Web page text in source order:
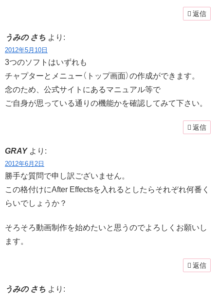
返信
うみの さち より:
2012年5月10日
3つのソフトはいずれも
チャプターとメニュー（トップ画面）の作成ができます。
念のため、公式サイトにあるマニュアル等で
ご自身が思っている通りの機能かを確認してみて下さい。
返信
GRAY より:
2012年6月2日
勝手な質問で申し訳ございません。
この格付けにAfter Effectsを入れるとしたらそれぞれ何番く
らいでしょうか？
そろそろ動画制作を始めたいと思うのでよろしくお願いし
ます。
返信
うみの さち より: